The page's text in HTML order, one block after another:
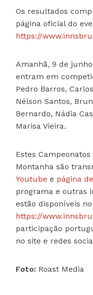
Os resultados
página oficial do
https://
Amanhã, 9 de
entram em
Pedro Barros,
Nélson Santos,
Bernardo, Nádia
Marisa Vieira.
Estes
Montanha são
Youtube e página
programa e outras
estão disponíveis
https://
participação
no site e redes
Foto: Roast Media